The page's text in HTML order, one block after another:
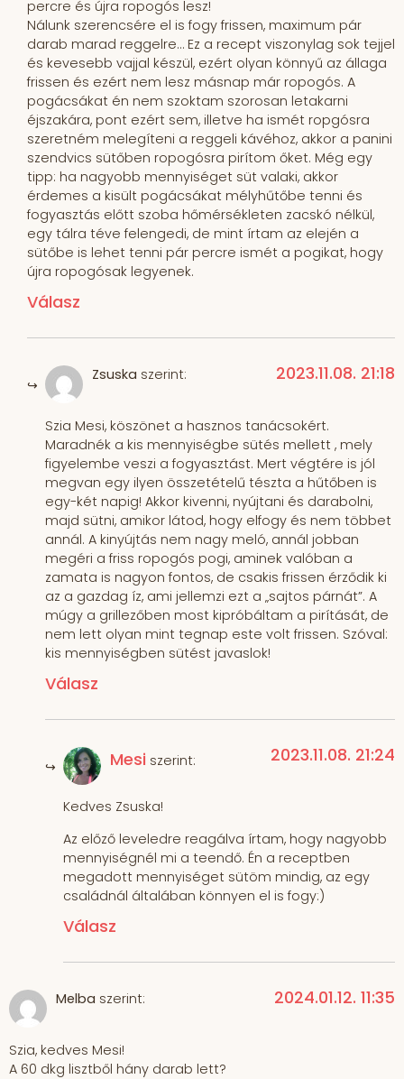
percre és újra ropogós lesz!
Nálunk szerencsére el is fogy frissen, maximum pár
darab marad reggelre… Ez a recept viszonylag sok tejjel
és kevesebb vajjal készül, ezért olyan könnyű az állaga
frissen és ezért nem lesz másnap már ropogós. A
pogácsákat én nem szoktam szorosan letakarni
éjszakára, pont ezért sem, illetve ha ismét ropgósra
szeretném melegíteni a reggeli kávéhoz, akkor a panini
szendvics sütőben ropogósra pirítom őket. Még egy
tipp: ha nagyobb mennyiséget süt valaki, akkor
érdemes a kisült pogácsákat mélyhűtőbe tenni és
fogyasztás előtt szoba hőmérsékleten zacskó nélkül,
egy tálra téve felengedi, de mint írtam az elején a
sütőbe is lehet tenni pár percre ismét a pogikat, hogy
újra ropogósak legyenek.
Válasz
Zsuska szerint: 2023.11.08. 21:18
Szia Mesi, köszönet a hasznos tanácsokért.
Maradnék a kis mennyiségbe sütés mellett , mely
figyelembe veszi a fogyasztást. Mert végtére is jól
megvan egy ilyen összetételű tészta a hűtőben is
egy-két napig! Akkor kivenni, nyújtani és darabolni,
majd sütni, amikor látod, hogy elfogy és nem többet
annál. A kinyújtás nem nagy meló, annál jobban
megéri a friss ropogós pogi, aminek valóban a
zamata is nagyon fontos, de csakis frissen érződik ki
az a gazdag íz, ami jellemzi ezt a „sajtos párnát”. A
múgy a grillezőben most kipróbáltam a pirítását, de
nem lett olyan mint tegnap este volt frissen. Szóval:
kis mennyiségben sütést javaslok!
Válasz
Mesi szerint: 2023.11.08. 21:24
Kedves Zsuska!
Az előző leveledre reagálva írtam, hogy nagyobb
mennyiségnél mi a teendő. Én a receptben
megadott mennyiséget sütöm mindig, az egy
családnál általában könnyen el is fogy:)
Válasz
Melba szerint: 2024.01.12. 11:35
Szia, kedves Mesi!
A 60 dkg lisztből hány darab lett?